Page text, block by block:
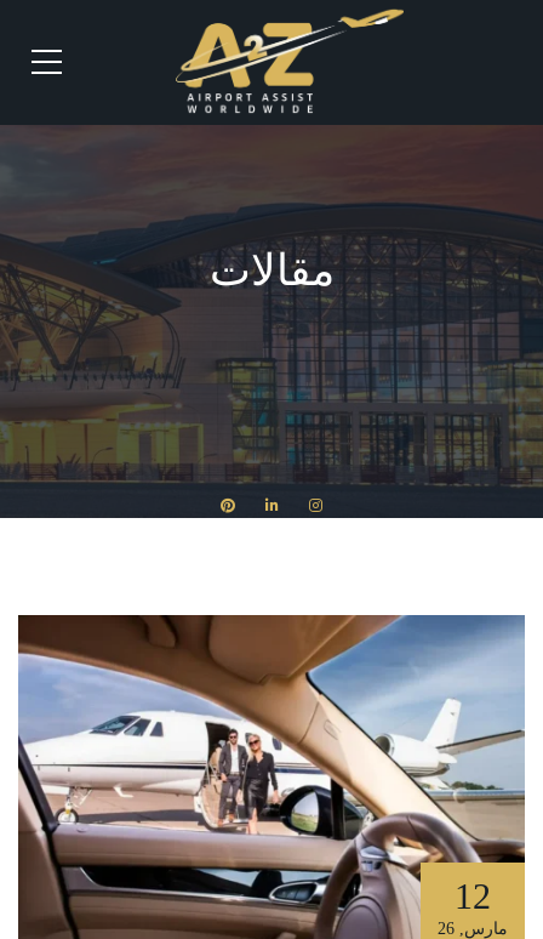
مقالات
12
مارس